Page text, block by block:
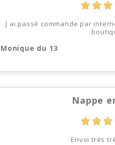
J ai passé commande par
Monique du 13
Nappe
Envoi très